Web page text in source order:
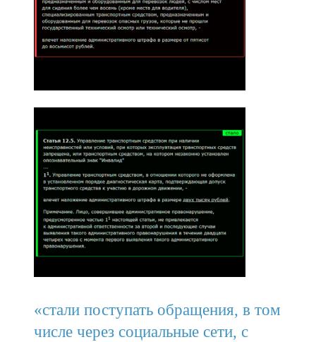
«стали поступать обращения, в том
числе через социальные сети, с